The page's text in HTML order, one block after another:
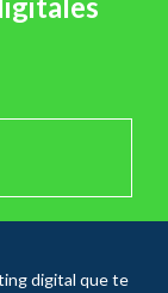
digital que te